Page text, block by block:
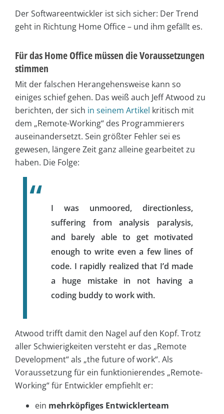
Der Softwareentwickler ist sich sicher: Der Trend
geht in Richtung Home Office – und ihm gefällt es.
Für das Home Office müssen die Voraussetzungen
stimmen
Mit der falschen Herangehensweise kann so
einiges schief gehen. Das weiß auch Jeff Atwood zu
berichten, der sich in seinem Artikel kritisch mit
dem „Remote-Working“ des Programmierers
auseinandersetzt. Sein größter Fehler sei es
gewesen, längere Zeit ganz alleine gearbeitet zu
haben. Die Folge:
I was unmoored, directionless,
suffering from analysis paralysis,
and barely able to get motivated
enough to write even a few lines of
code. I rapidly realized that I’d made
a huge mistake in not having a
coding buddy to work with.
Atwood trifft damit den Nagel auf den Kopf. Trotz
aller Schwierigkeiten versteht er das „Remote
Development“ als „the future of work“. Als
Voraussetzung für ein funktionierendes „Remote-
Working“ für Entwickler empfiehlt er:
ein mehrköpfiges Entwicklerteam